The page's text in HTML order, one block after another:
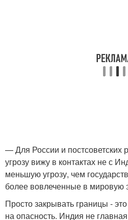
— Для России и постсоветских
угрозу вижу в контактах не с
меньшую угрозу, чем
более вовлеченные в мировую
Просто закрывать границы -
на опасность. Индия не главная